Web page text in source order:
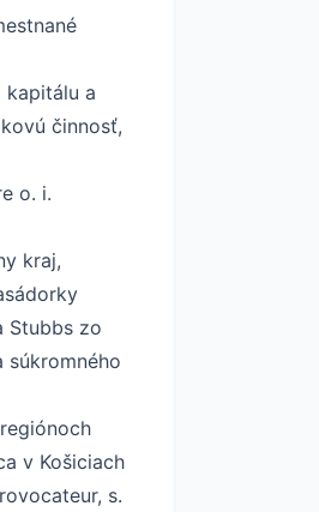
kapitálu a
činnosť,
o. i.
kraj,
Stubbs zo
súkromného
v Košiciach
s.